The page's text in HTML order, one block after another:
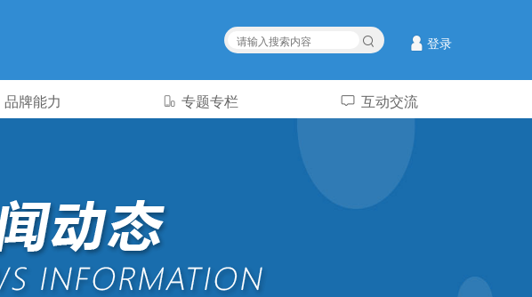
登录
品牌能力 专题专栏 互动交流